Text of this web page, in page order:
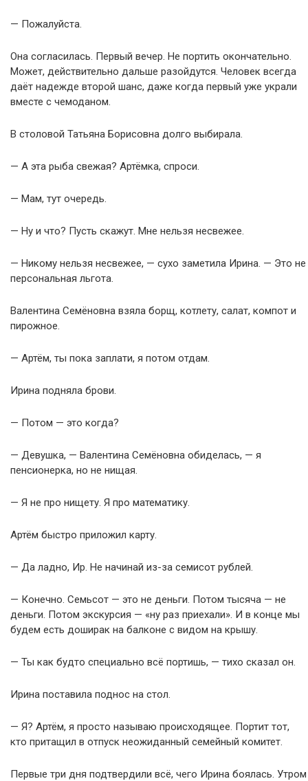
— Пожалуйста.
Она согласилась. Первый вечер. Не портить окончательно.
Может, действительно дальше разойдутся. Человек всегда
даёт надежде второй шанс, даже когда первый уже украли
вместе с чемоданом.
В столовой Татьяна Борисовна долго выбирала.
— А эта рыба свежая? Артёмка, спроси.
— Мам, тут очередь.
— Ну и что? Пусть скажут. Мне нельзя несвежее.
— Никому нельзя несвежее, — сухо заметила Ирина. — Это не
персональная льгота.
Валентина Семёновна взяла борщ, котлету, салат, компот и
пирожное.
— Артём, ты пока заплати, я потом отдам.
Ирина подняла брови.
— Потом — это когда?
— Девушка, — Валентина Семёновна обиделась, — я
пенсионерка, но не нищая.
— Я не про нищету. Я про математику.
Артём быстро приложил карту.
— Да ладно, Ир. Не начинай из-за семисот рублей.
— Конечно. Семьсот — это не деньги. Потом тысяча — не
деньги. Потом экскурсия — «ну раз приехали». И в конце мы
будем есть доширак на балконе с видом на крышу.
— Ты как будто специально всё портишь, — тихо сказал он.
Ирина поставила поднос на стол.
— Я? Артём, я просто называю происходящее. Портит тот,
кто притащил в отпуск неожиданный семейный комитет.
Первые три дня подтвердили всё, чего Ирина боялась. Утром